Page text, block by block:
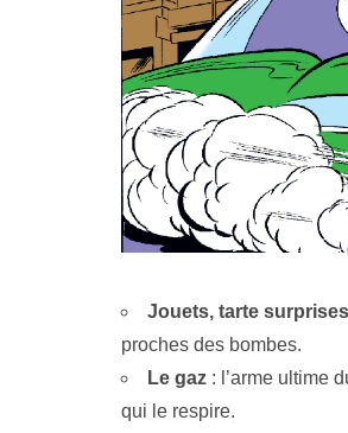
Jouets, tarte surprises
proches des bombes.
Le gaz : l’arme ultime
qui le respire.